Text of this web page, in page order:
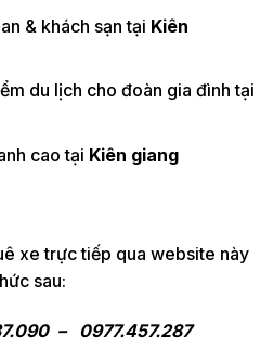
& khách sạn tại Kiên
du lịch cho đoàn gia đình tại
cao tại Kiên giang
xe trực tiếp qua website này
sau:
– 0977.457.287